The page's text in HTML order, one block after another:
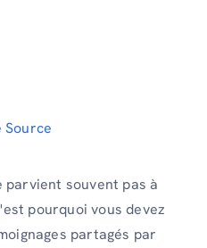
Source
parvient souvent pas à
pourquoi vous devez
partagés par